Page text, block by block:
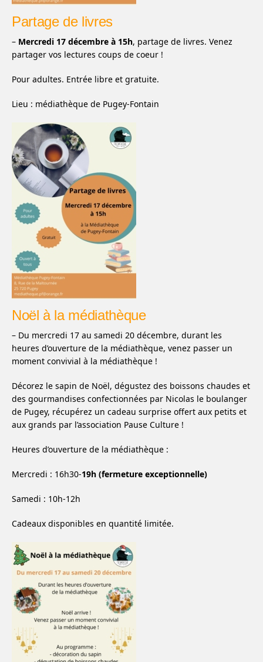
Partage de livres
– Mercredi 17 décembre à 15h, partage de livres. Venez
partager vos lectures coups de coeur !
Pour adultes. Entrée libre et gratuite.
Lieu : médiathèque de Pugey-Fontain
Noël à la médiathèque
– Du mercredi 17 au samedi 20 décembre, durant les
heures d’ouverture de la médiathèque, venez passer un
moment convivial à la médiathèque !
Décorez le sapin de Noël, dégustez des boissons chaudes et
des gourmandises confectionnées par Nicolas le boulanger
de Pugey, récupérez un cadeau surprise offert aux petits et
aux grands par l’association Pause Culture !
Heures d’ouverture de la médiathèque :
Mercredi : 16h30-19h (fermeture exceptionnelle)
Samedi : 10h-12h
Cadeaux disponibles en quantité limitée.